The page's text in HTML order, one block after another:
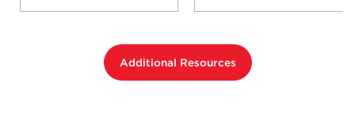
Additional Resources